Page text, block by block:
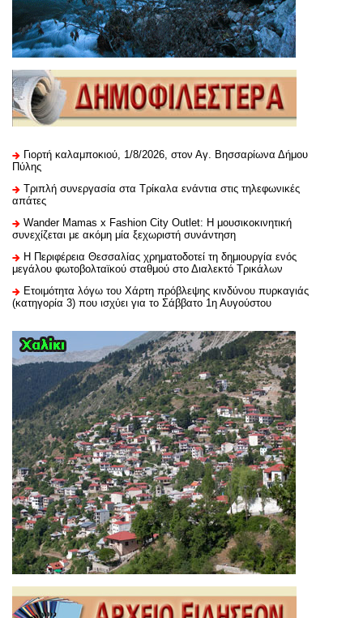
Γιορτή καλαμποκιού, 1/8/2026, στον Αγ. Βησσαρίωνα Δήμου
Πύλης
Τριπλή συνεργασία στα Τρίκαλα ενάντια στις τηλεφωνικές
απάτες
Wander Mamas x Fashion City Outlet: Η μουσικοκινητική
συνεχίζεται με ακόμη μία ξεχωριστή συνάντηση
H Περιφέρεια Θεσσαλίας χρηματοδοτεί τη δημιουργία ενός
μεγάλου φωτοβολταϊκού σταθμού στο Διαλεκτό Τρικάλων
Ετοιμότητα λόγω του Χάρτη πρόβλεψης κινδύνου πυρκαγιάς
(κατηγορία 3) που ισχύει για το Σάββατο 1η Αυγούστου